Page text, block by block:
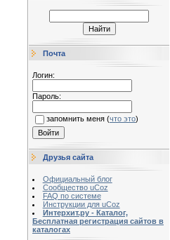
Почта
Логин:
Пароль:
запомнить меня (что это)
Друзья сайта
Официальный блог
Сообщество uCoz
FAQ по системе
Инструкции для uCoz
Интерхит.ру - Каталог,
Бесплатная регистрация сайтов в
каталогах